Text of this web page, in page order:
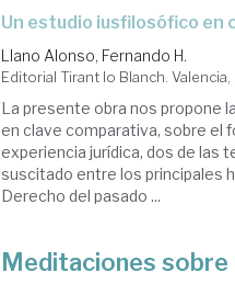
un estudio iusfilosófico
Llano Alonso, Fernando H.
Editorial Tirant lo Blanch.
La presente obra nos propone
en clave comparativa, sobre el
experiencia jurídica, dos de las
suscitado entre los principales
Derecho del pasado ...
Meditaciones